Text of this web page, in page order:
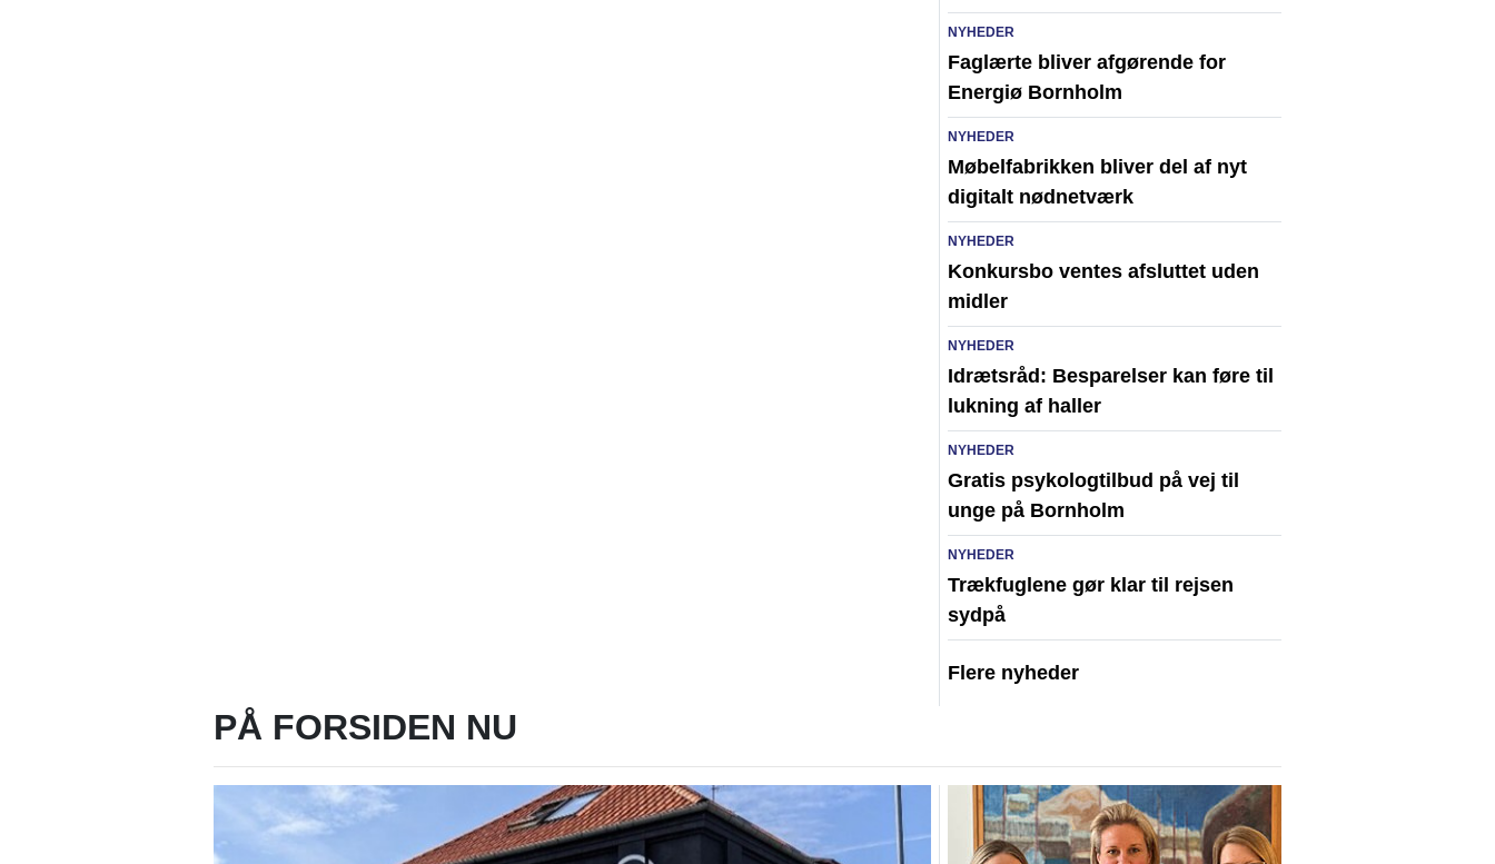
NYHEDER
Faglærte bliver afgørende for
Energiø Bornholm
NYHEDER
Møbelfabrikken bliver del af nyt
digitalt nødnetværk
NYHEDER
Konkursbo ventes afsluttet uden
midler
NYHEDER
Idrætsråd: Besparelser kan føre til
lukning af haller
NYHEDER
Gratis psykologtilbud på vej til
unge på Bornholm
NYHEDER
Trækfuglene gør klar til rejsen
sydpå
Flere nyheder
PÅ FORSIDEN NU